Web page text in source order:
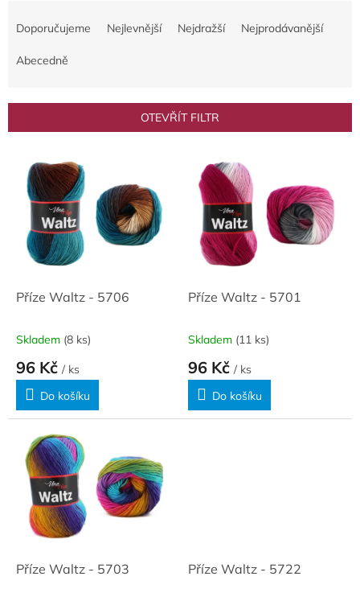
r
Doporučujeme Nejlevnější Nejdražší Nejprodávanější
Abecedně
OTEVŘÍT FILTR
ů
Příze Waltz - 5706
Skladem (8 ks)
96 Kč / ks
Do košíku
Příze Waltz - 5701
Skladem (11 ks)
96 Kč / ks
Do košíku
Příze Waltz - 5703 Příze Waltz - 5722